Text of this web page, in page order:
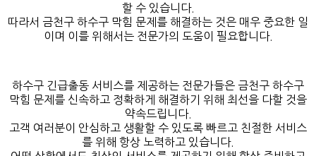
할 수 있습니다.
따라서 금천구 하수구 막힘 문제를 해결하는 것은 매우 중요한 일
이며 이를 위해서는 전문가의 도움이 필요합니다.
하수구 긴급출동 서비스를 제공하는 전문가들은 금천구 하수구
막힘 문제를 신속하고 정확하게 해결하기 위해 최선을 다할 것을
약속드립니다.
고객 여러분이 안심하고 생활할 수 있도록 빠르고 친절한 서비스
를 위해 항상 노력하고 있습니다.